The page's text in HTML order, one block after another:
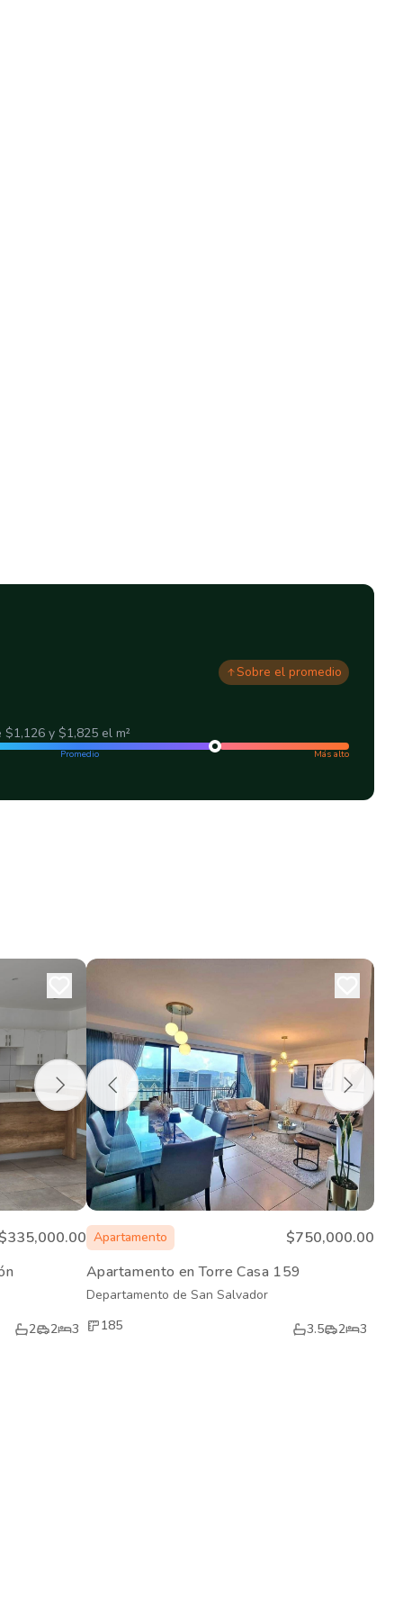
Sobre el promedio
$1,126 y $1,825 el m²
Promedio Más alto
$335,000.00
2 2 3
Apartamento
$750,000.00
Apartamento en Torre Casa 159
Departamento de San Salvador
185
3.5 2 3